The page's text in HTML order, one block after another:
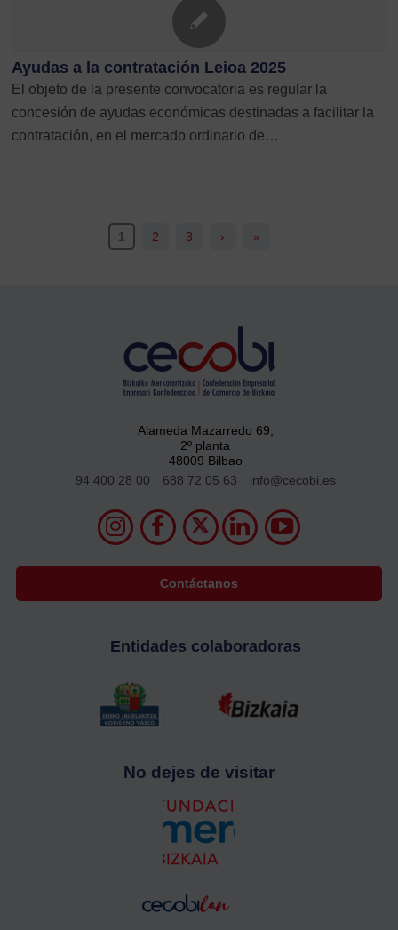
Ayudas a la contratación Leioa 2025
El objeto de la presente convocatoria es regular la
concesión de ayudas económicas destinadas a facilitar la
contratación, en el mercado ordinario de…
1 2 3 › »
Alameda Mazarredo 69,
2º planta
48009 Bilbao
94 400 28 00
688 72 05 63 info@cecobi.es
Contáctanos
Entidades colaboradoras
No dejes de visitar